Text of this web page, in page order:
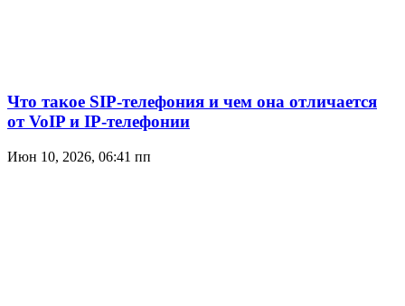
Что такое SIP-телефония и чем она отличается
от VoIP и IP-телефонии
Июн 10, 2026, 06:41 пп